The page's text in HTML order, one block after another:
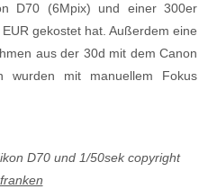
D70 (6Mpix) und einer 300er
gekostet hat. Außerdem eine
aus der 30d mit dem Canon
wurden mit manuellem Fokus
D70 und 1/50sek copyright